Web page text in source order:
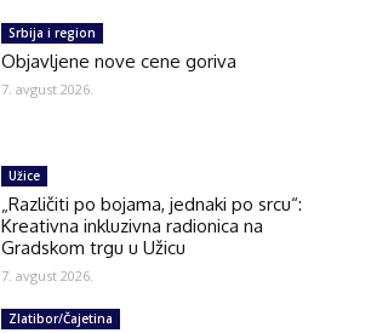
Srbija i region
Objavljene nove cene goriva
7. avgust 2026.
Užice
„Različiti po bojama, jednaki po srcu“:
Kreativna inkluzivna radionica na
Gradskom trgu u Užicu
7. avgust 2026.
Zlatibor/Čajetina